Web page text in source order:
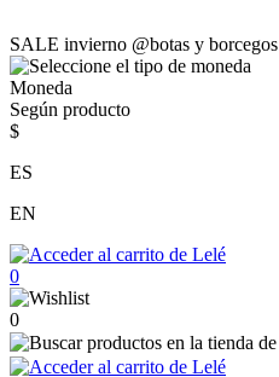
SALE invierno @botas y borcegos
Moneda
Según producto
$
ES
EN
0
0